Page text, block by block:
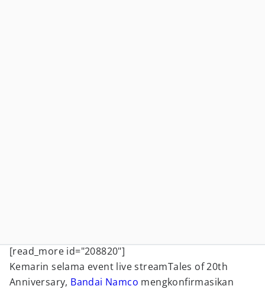
[read_more id="208820"]
Kemarin selama event live streamTales of 20th
Anniversary, Bandai Namco mengkonfirmasikan